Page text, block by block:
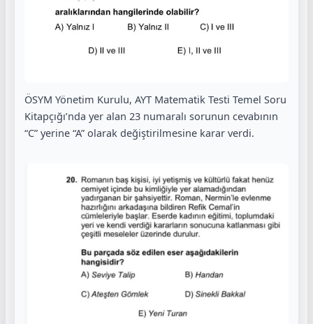
ÖSYM Yönetim Kurulu, AYT Matematik Testi Temel Soru
Kitapçığı’nda yer alan 23 numaralı sorunun cevabının
“C” yerine “A” olarak değiştirilmesine karar verdi.